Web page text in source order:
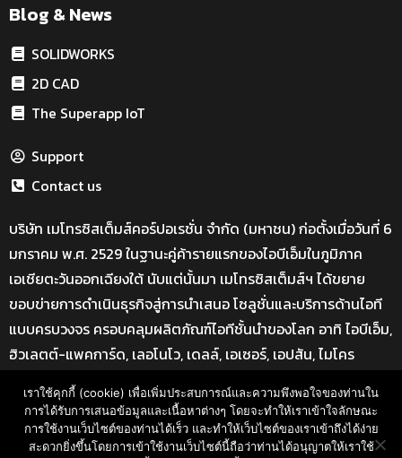
Blog & News
SOLIDWORKS
2D CAD
The Superapp IoT
Support
Contact us
บริษัท เมโทรซิสเต็มส์คอร์ปอเรชั่น จำกัด (มหาชน) ก่อตั้งเมื่อวันที่ 6
มกราคม พ.ศ. 2529 ในฐานะคู่ค้ารายแรกของไอบีเอ็มในภูมิภาค
เอเชียตะวันออกเฉียงใต้ นับแต่นั้นมา เมโทรซิสเต็มส์ฯ ได้ขยาย
ขอบข่ายการดำเนินธุรกิจสู่การนำเสนอ โซลูชั่นและบริการด้านไอที
แบบครบวงจร ครอบคลุมผลิตภัณฑ์ไอทีชั้นนำของโลก อาทิ ไอบีเอ็ม,
ฮิวเลตต์-แพคการ์ด, เลอโนโว, เดลล์, เอเซอร์, เอปสัน, ไมโคร
ซอฟท์, โซลิดเวิร์ค และอีกมากมาย
ที่อยู่ : Bangkok Advance Learning Center อาคาร SM Tower
ชั้น 16 ถนนพหลโยธิน พญาไท กรุงเทพ ฯ 10400
เราใช้คุกกี้ (cookie) เพื่อเพิ่มประสบการณ์และความพึงพอใจของท่านใน
การได้รับการเสนอข้อมูลและเนื้อหาต่างๆ โดยจะทำให้เราเข้าใจลักษณะ
การใช้งานเว็บไซต์ของท่านได้เร็ว และทำให้เว็บไซต์ของเราเข้าถึงได้ง่าย
สะดวกยิ่งขึ้นโดยการเข้าใช้งานเว็บไซต์นี้ถือว่าท่านได้อนุญาตให้เราใช้